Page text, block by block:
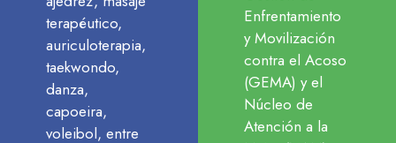
terapéutico,
auriculoterapia,
taekwondo,
danza,
capoeira,
voleibol, entre
Enfrentamiento
y Movilización
contra el Acoso
(GEMA) y el
Núcleo de
Atención a la